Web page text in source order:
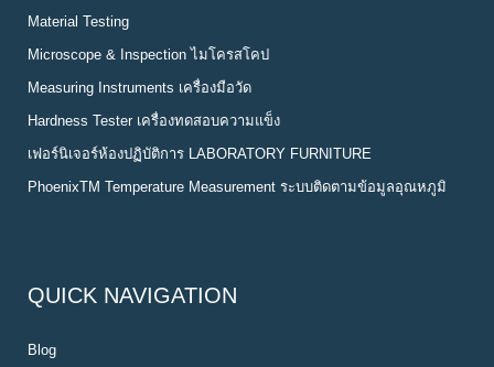
Material Testing
Microscope & Inspection ไมโครสโคป
Measuring Instruments เครื่องมือวัด
Hardness Tester เครื่องทดสอบความแข็ง
เฟอร์นิเจอร์ห้องปฏิบัติการ LABORATORY FURNITURE
PhoenixTM Temperature Measurement ระบบติดตามข้อมูลอุณหภูมิ
QUICK NAVIGATION
Blog